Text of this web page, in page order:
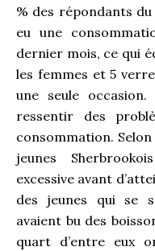
% des répondants
eu une
dernier mois, ce qui
les femmes et 5
une seule
ressentir des
consommation.
jeunes
excessive avant
des jeunes qui se
avaient bu des
quart d’entre eux